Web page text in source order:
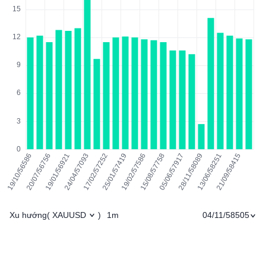
Xu hướng( XAUUSD ) 1m 04/11/58505